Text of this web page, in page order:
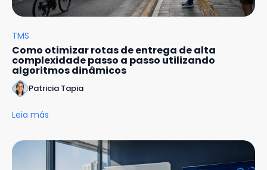
TMS
Como otimizar rotas de entrega de alta
complexidade passo a passo utilizando
algoritmos dinâmicos
Patricia Tapia
Leia más